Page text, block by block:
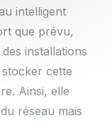
intelligent
que prévu,
installations
stocker cette
Ainsi, elle
réseau mais